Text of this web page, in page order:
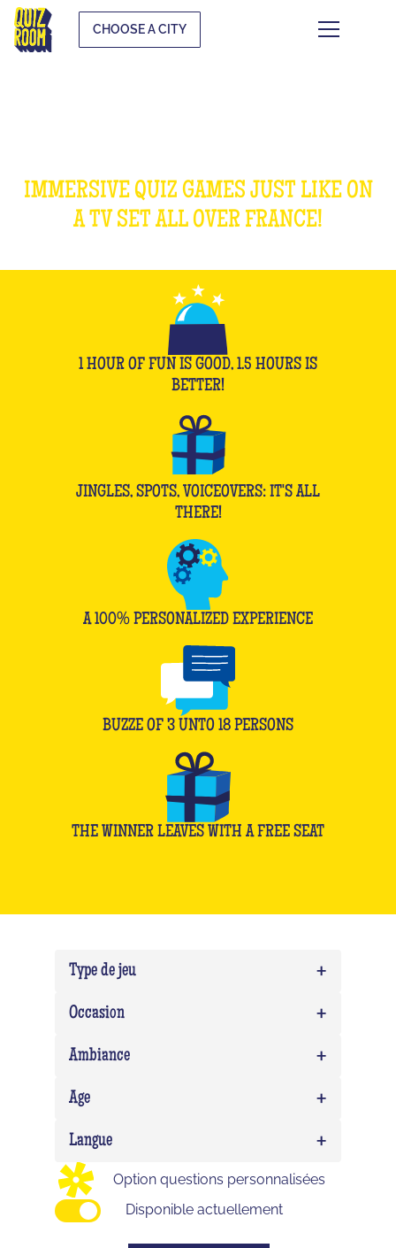
CHOOSE A CITY
IMMERSIVE QUIZ GAMES JUST LIKE ON
A TV SET ALL OVER FRANCE!
1 HOUR OF FUN IS GOOD, 1.5 HOURS IS
BETTER!
JINGLES, SPOTS, VOICEOVERS: IT'S ALL
THERE!
A 100% PERSONALIZED EXPERIENCE
BUZZE OF 3 UNTO 18 PERSONS
THE WINNER LEAVES WITH A FREE SEAT
Type de jeu +
Quiz 0
Occasion +
Team building 0
Ambiance +
0
Age +
Enfant 0
Ado
Adulte
Langue +
Option questions personnalisées
Disponible actuellement